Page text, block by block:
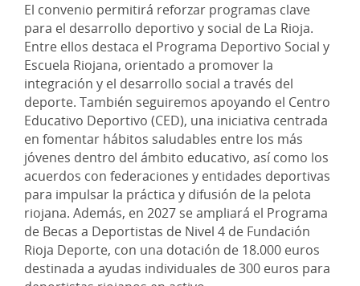
El convenio permitirá reforzar programas clave
para el desarrollo deportivo y social de La Rioja.
Entre ellos destaca el Programa Deportivo Social y
Escuela Riojana, orientado a promover la
integración y el desarrollo social a través del
deporte. También seguiremos apoyando el Centro
Educativo Deportivo (CED), una iniciativa centrada
en fomentar hábitos saludables entre los más
jóvenes dentro del ámbito educativo, así como los
acuerdos con federaciones y entidades deportivas
para impulsar la práctica y difusión de la pelota
riojana. Además, en 2027 se ampliará el Programa
de Becas a Deportistas de Nivel 4 de Fundación
Rioja Deporte, con una dotación de 18.000 euros
destinada a ayudas individuales de 300 euros para